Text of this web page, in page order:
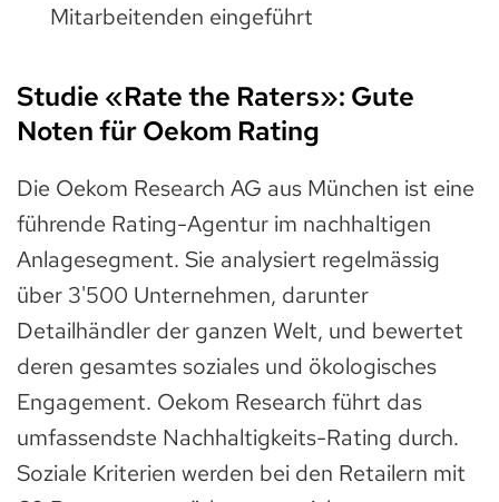
Mitarbeitenden eingeführt
Studie «Rate the Raters»: Gute
Noten für Oekom Rating
Die Oekom Research AG aus München ist eine
führende Rating-Agentur im nachhaltigen
Anlagesegment. Sie analysiert regelmässig
über 3'500 Unternehmen, darunter
Detailhändler der ganzen Welt, und bewertet
deren gesamtes soziales und ökologisches
Engagement. Oekom Research führt das
umfassendste Nachhaltigkeits-Rating durch.
Soziale Kriterien werden bei den Retailern mit